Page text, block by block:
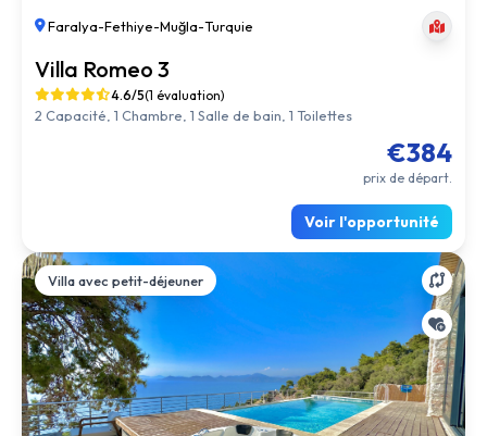
Faralya-Fethiye-Muğla-Turquie
Villa Romeo 3
4.6/5(1 évaluation)
2 Capacité, 1 Chambre, 1 Salle de bain, 1 Toilettes
€384
prix de départ.
Voir l'opportunité
Villa avec petit-déjeuner